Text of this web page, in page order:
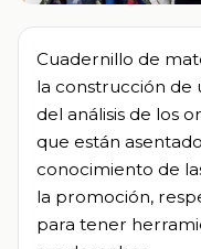
Cuadernillo de
la construcción de
del análisis de los
que están
conocimiento de
la promoción,
para tener